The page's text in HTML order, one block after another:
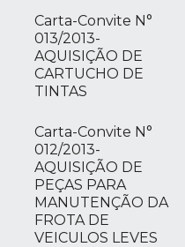
Carta-Convite N°
013/2013-
AQUISIÇÃO DE
CARTUCHO DE
TINTAS
Carta-Convite N°
012/2013-
AQUISIÇÃO DE
PEÇAS PARA
MANUTENÇÃO DA
FROTA DE
VEICULOS LEVES